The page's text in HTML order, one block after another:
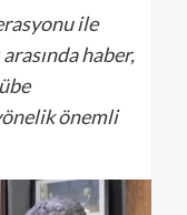
ile
haber,
önemli